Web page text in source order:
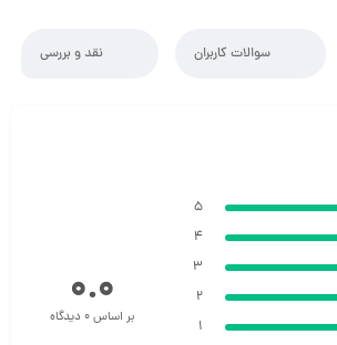
سوالات کاربران نقد و بررسی
5
4
3
2
1
0.0
بر اساس 0 دیدگاه